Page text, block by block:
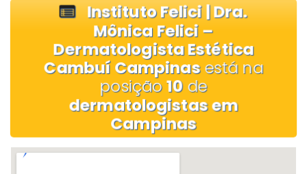
Instituto Felici | Dra.
Mônica Felici –
Dermatologista Estética
Cambuí Campinasestá na
posição10 de
dermatologistas em
Campinas